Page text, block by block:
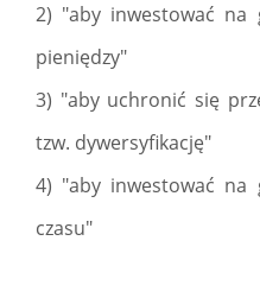
2) "aby inwestować na
pieniędzy"
3) "aby uchronić się
tzw. dywersyfikację"
4) "aby inwestować na
czasu"